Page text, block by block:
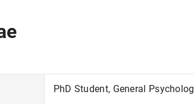
PhD Student, General